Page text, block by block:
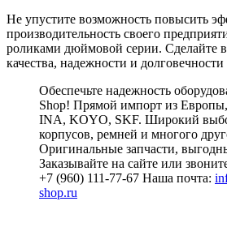
Не упустите возможность повысить
производительность своего
роликами дюймовой серии. Сделайте
качества, надежности и
Обеспечьте надежность
Shop! Прямой импорт из
INA, KOYO, SKF. Широкий
корпусов, ремней и многого
Оригинальные запчасти,
Заказывайте на сайте или
+7 (960) 111-77-67 Наша почта:
shop.ru